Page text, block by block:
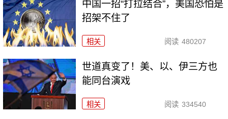
中国一招“打拉结合”，美国恐怕是
招架不住了
相关 阅读 480207
世道真变了！美、以、伊三方也
能同台演戏
相关 阅读 334540